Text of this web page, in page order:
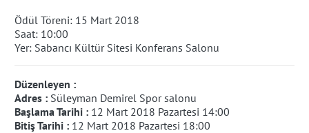
Ödül Töreni: 15 Mart 2018
Saat: 10:00
Yer: Sabancı Kültür Sitesi Konferans Salonu
Düzenleyen :
Adres : Süleyman Demirel Spor salonu
Başlama Tarihi : 12 Mart 2018 Pazartesi 14:00
Bitiş Tarihi : 12 Mart 2018 Pazartesi 18:00